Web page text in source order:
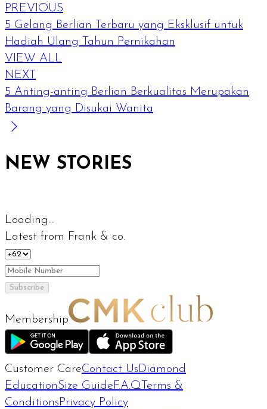
PREVIOUS
5 Gelang Berlian Terbaru yang Eksklusif untuk
Hadiah Ulang Tahun Pernikahan
VIEW ALL
NEXT
5 Anting-anting Berlian Berkualitas Merupakan
Barang yang Disukai Wanita
NEW STORIES
Loading...
Latest from Frank & co.
Subscribe
Membership
Customer CareContact Us Diamond
EducationSize Guide F.A.Q Terms &
Conditions Privacy Policy